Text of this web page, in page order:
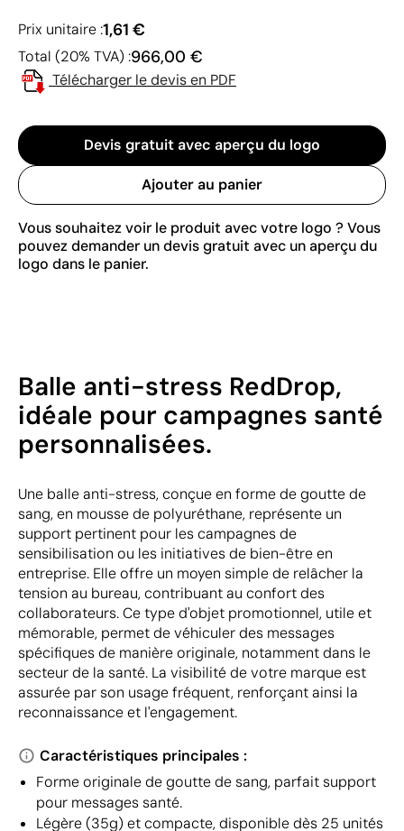
Prix unitaire :1,61 €
Total (20% TVA) :966,00 €
Télécharger le devis en PDF
Devis gratuit avec aperçu du logo
Ajouter au panier
Vous souhaitez voir le produit avec votre logo ? Vous
pouvez demander un devis gratuit avec un aperçu du
logo dans le panier.
Balle anti-stress RedDrop,
idéale pour campagnes santé
personnalisées.
Une balle anti-stress, conçue en forme de goutte de
sang, en mousse de polyuréthane, représente un
support pertinent pour les campagnes de
sensibilisation ou les initiatives de bien-être en
entreprise. Elle offre un moyen simple de relâcher la
tension au bureau, contribuant au confort des
collaborateurs. Ce type d'objet promotionnel, utile et
mémorable, permet de véhiculer des messages
spécifiques de manière originale, notamment dans le
secteur de la santé. La visibilité de votre marque est
assurée par son usage fréquent, renforçant ainsi la
reconnaissance et l'engagement.
Caractéristiques principales :
Forme originale de goutte de sang, parfait support
pour messages santé.
Légère (35g) et compacte, disponible dès 25 unités